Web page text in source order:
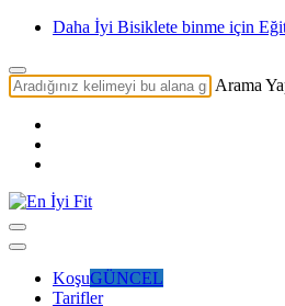
Daha İyi Bisiklete binme için
Arama
KoşuGÜNCEL
Tarifler